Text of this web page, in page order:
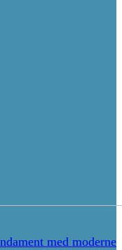
med moderne